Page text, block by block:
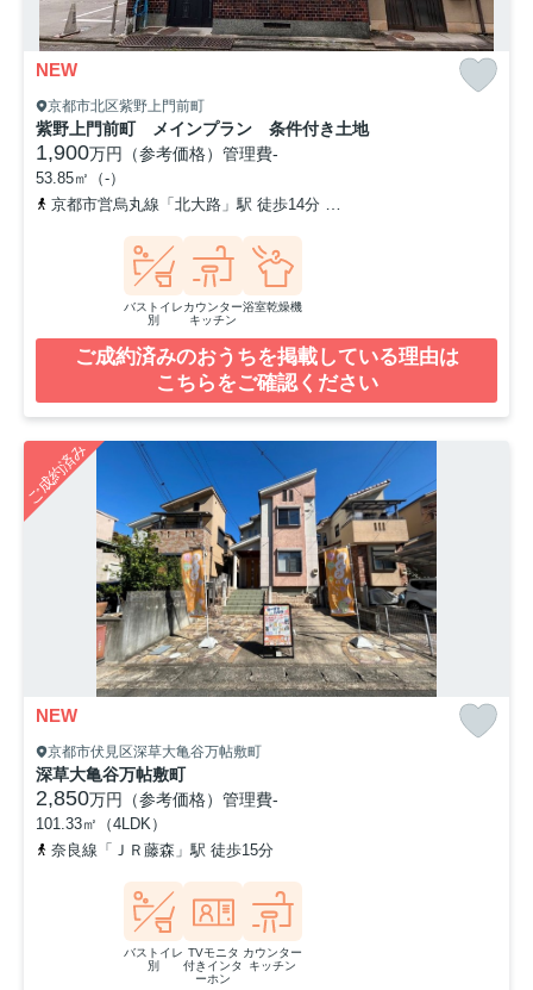
NEW
京都市北区紫野上門前町
紫野上門前町 メインプラン 条件付き土地
1,900万円（参考価格） 管理費-
53.85㎡（-）
京都市営烏丸線「北大路」駅 徒歩14分
バストイレ
別
カウンター
キッチン
浴室乾燥機
ご成約済みのおうちを掲載している理由は
こちらをご確認ください
ご成約済み
NEW
京都市伏見区深草大亀谷万帖敷町
深草大亀谷万帖敷町
2,850万円（参考価格） 管理費-
101.33㎡（4LDK）
奈良線「ＪＲ藤森」駅 徒歩15分
バストイレ
別
TVモニタ
付きインタ
ーホン
カウンター
キッチン